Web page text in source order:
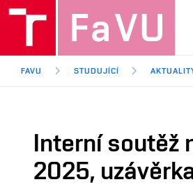
FAVU STUDUJÍCÍ
Interní soutěž
2025,